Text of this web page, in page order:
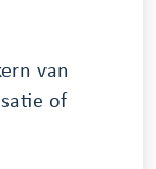
van
of